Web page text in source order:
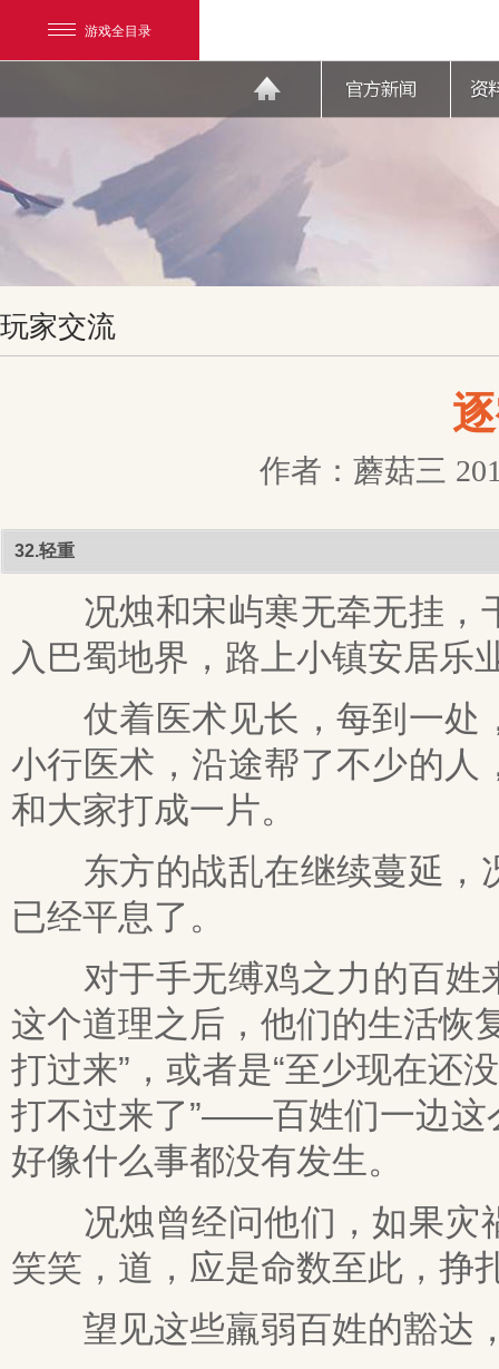
游戏全目录
玩家交流
作者：蘑菇三
32.轻重
况烛和宋屿寒无牵无挂，
入巴蜀地界，路上小镇安居乐
仗着医术见长，每到一处
小行医术，沿途帮了不少的
和大家打成一片。
东方的战乱在继续蔓延，
已经平息了。
对于手无缚鸡之力的百姓
这个道理之后，他们的生活恢
打过来”，或者是“至少现在还
打不过来了”——百姓们一边这
好像什么事都没有发生。
况烛曾经问他们，如果灾
笑笑，道，应是命数至此，挣
望见这些羸弱百姓的豁达